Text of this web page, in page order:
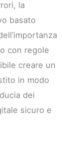
la
basato
con regole
creare un
in modo
dei
sicuro e